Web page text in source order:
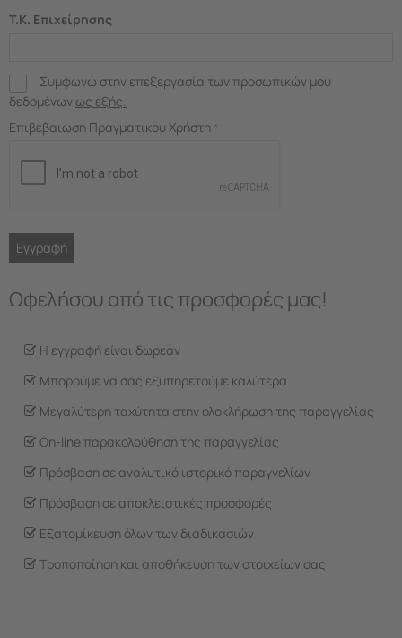
Τ.Κ. Επιχείρησης
Συμφωνώ στην επεξεργασία των προσωπικών μου
δεδομένων ως εξής.
Επιβεβαιωση Πραγματικου Χρήστη
Εγγραφή
Ωφελήσου από τις προσφορές μας!
Η εγγραφή είναι δωρεάν
Μπορούμε να σας εξυπηρετούμε καλύτερα
Μεγαλύτερη ταχύτητα στην ολοκλήρωση της παραγγελίας
On-line παρακολούθηση της παραγγελίας
Πρόσβαση σε αναλυτικό ιστορικό παραγγελίων
Πρόσβαση σε αποκλειστικές προσφορές
Εξατομίκευση όλων των διαδικασιών
Τροποποίηση και αποθήκευση των στοιχείων σας